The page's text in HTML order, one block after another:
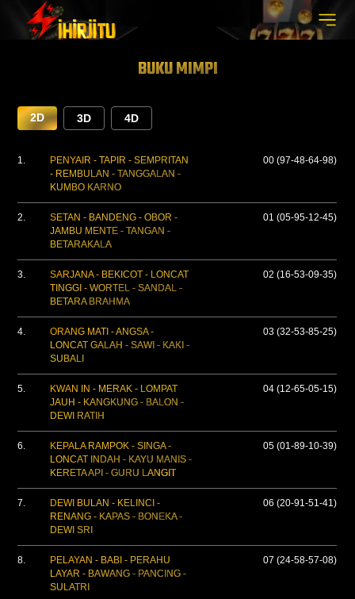
BUKU MIMPI
2D 3D 4D
1.
PENYAIR - TAPIR - SEMPRITAN
- REMBULAN - TANGGALAN -
KUMBO KARNO
00 (97-48-64-98)
2.
SETAN - BANDENG - OBOR -
JAMBU MENTE - TANGAN -
BETARAKALA
01 (05-95-12-45)
3.
SARJANA - BEKICOT - LONCAT
TINGGI - WORTEL - SANDAL -
BETARA BRAHMA
02 (16-53-09-35)
4.
ORANG MATI - ANGSA -
LONCAT GALAH - SAWI - KAKI -
SUBALI
03 (32-53-85-25)
5.
KWAN IN - MERAK - LOMPAT
JAUH - KANGKUNG - BALON -
DEWI RATIH
04 (12-65-05-15)
6.
KEPALA RAMPOK - SINGA -
LONCAT INDAH - KAYU MANIS -
KERETA API - GURU LANGIT
05 (01-89-10-39)
7.
DEWI BULAN - KELINCI -
RENANG - KAPAS - BONEKA -
DEWI SRI
06 (20-91-51-41)
8.
PELAYAN - BABI - PERAHU
LAYAR - BAWANG - PANCING -
SULATRI
07 (24-58-57-08)